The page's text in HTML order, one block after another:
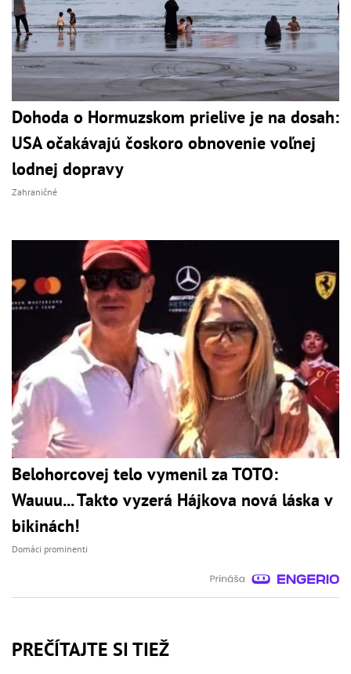
Dohoda o Hormuzskom prielive je na dosah:
USA očakávajú čoskoro obnovenie voľnej
lodnej dopravy
Zahraničné
Belohorcovej telo vymenil za TOTO:
Wauuu... Takto vyzerá Hájkova nová láska v
bikinách!
Domáci prominenti
PREČÍTAJTE SI TIEŽ